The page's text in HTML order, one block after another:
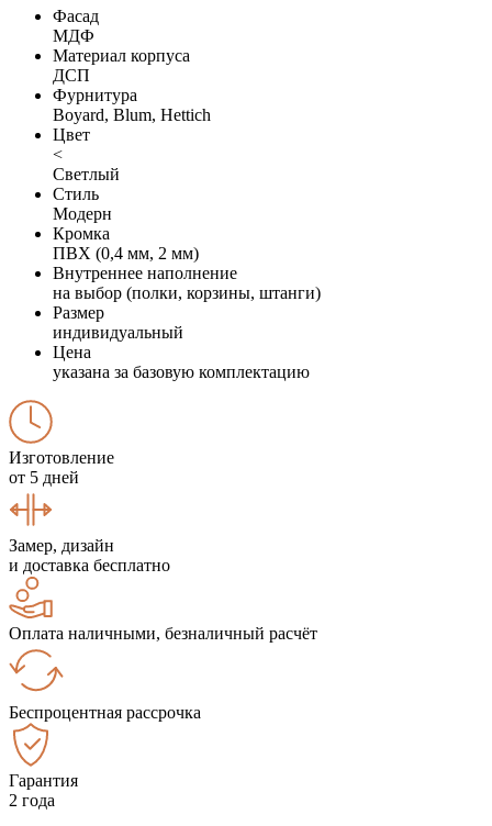
Фасад
МДФ
Материал корпуса
ДСП
Фурнитура
Boyard, Blum, Hettich
Цвет
<
Светлый
Стиль
Модерн
Кромка
ПВХ (0,4 мм, 2 мм)
Внутреннее наполнение
на выбор (полки, корзины, штанги)
Размер
индивидуальный
Цена
указана за базовую комплектацию
Изготовление
от 5 дней
Замер, дизайн
и доставка бесплатно
Оплата наличными, безналичный расчёт
Беспроцентная рассрочка
Гарантия
2 года